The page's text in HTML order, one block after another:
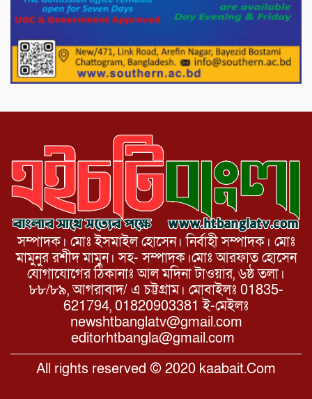
পাটগ্রামে চিকিৎসা সেবায় বীর মুক্তিযোদ্ধা দবির
উদ্দিন ফাউন্ডেশন
পাটগ্রামের দহগ্রাম ইউনিয়নের প্রধান সড়ক
ভেঙ্গে যোগাযোগ বিছিন্ন
সম্পাদক। মোঃ ইসমাইল হোসেন। নির্বাহী সম্পাদক। মোঃ
মামুনুর রশীদ মামুন। সহ- সম্পাদক।মোঃ আরফাত হোসেন
যোগাযোগের ঠিকানাঃ আল মদিনা টাওয়ার, ৬ষ্ঠ তলা।
৮৮/৮৯, আগরাবাদ/ এ চট্টগ্রাম। মোবাইলঃ 01835-
621794, 01820903381 ই-মেইলঃ
newshtbanglatv@gmail.com
editorhtbangla@gmail.com
All rights reserved © 2020 kaabait.Com